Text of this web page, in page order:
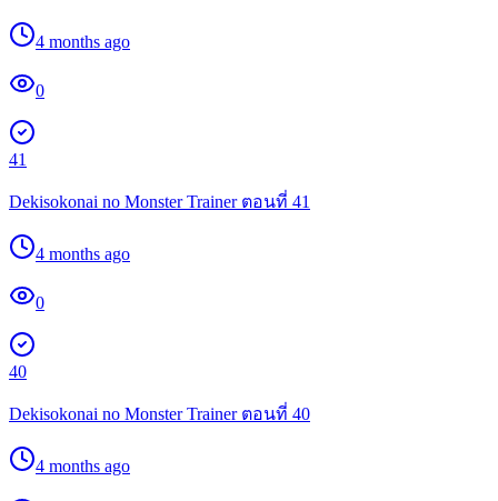
4 months ago
0
41
Dekisokonai no Monster Trainer ตอนที่ 41
4 months ago
0
40
Dekisokonai no Monster Trainer ตอนที่ 40
4 months ago